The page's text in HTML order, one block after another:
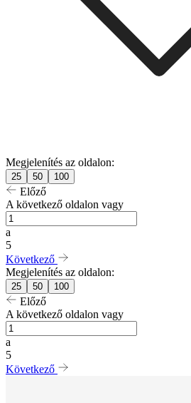
Megjelenítés az oldalon:
25 50 100
Előző
A következő oldalon vagy
a
5
Következő
Megjelenítés az oldalon:
25 50 100
Előző
A következő oldalon vagy
a
5
Következő